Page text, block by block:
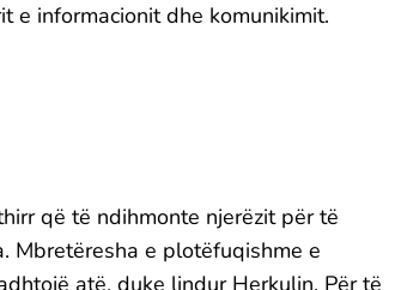
e informacionit dhe komunikimit.
që të ndihmonte njerëzit për të
Mbretëresha e plotëfuqishme e
atë, duke lindur Herkulin. Për të